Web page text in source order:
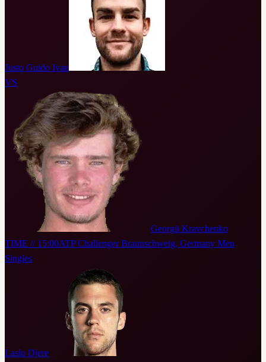
Justo Guido Ivan
VS
Georgii Kravchenko
TIME // 15:00ATP Challenger Braunschweig, Germany Men
Singles
Laslo Djere